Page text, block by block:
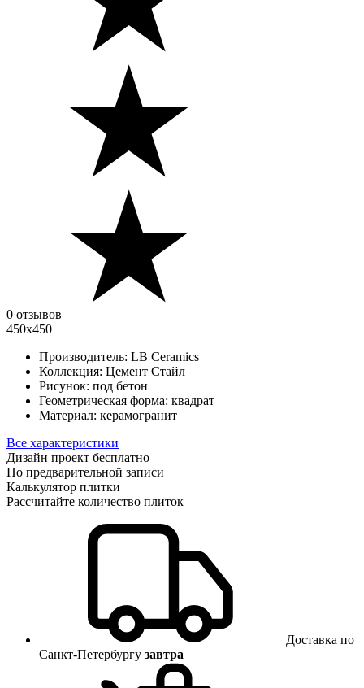
0 отзывов
450x450
Производитель: LB Ceramics
Коллекция: Цемент Стайл
Рисунок: под бетон
Геометрическая форма: квадрат
Материал: керамогранит
Все характеристики
Дизайн проект бесплатно
По предварительной записи
Калькулятор плитки
Рассчитайте количество плиток
Доставка по
Санкт-Петербургу завтра